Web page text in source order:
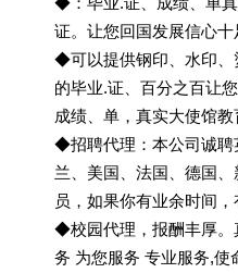
证。让您回国发展信心十
◆可以提供钢印、水印、
的毕业.证、百分之百让
成绩、单，真实大使馆教
◆招聘代理：本公司诚聘
兰、美国、法国、德国
员，如果你有业余时间
◆校园代理，报酬丰厚。
务 为您服务 专业服务,使